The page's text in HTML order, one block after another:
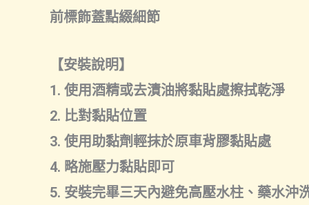
前標飾蓋點綴細節
【安裝說明】
1. 使用酒精或去漬油將黏貼處擦拭乾淨
2. 比對黏貼位置
3. 使用助黏劑輕抹於原車背膠黏貼處
4. 略施壓力黏貼即可
5. 安裝完畢三天內避免高壓水柱、藥水沖